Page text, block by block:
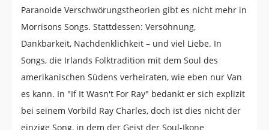
Paranoide Verschwörungstheorien gibt es nicht mehr in
Morrisons Songs. Stattdessen: Versöhnung,
Dankbarkeit, Nachdenklichkeit – und viel Liebe. In
Songs, die Irlands Folktradition mit dem Soul des
amerikanischen Südens verheiraten, wie eben nur Van
es kann. In "If It Wasn't For Ray" bedankt er sich explizit
bei seinem Vorbild Ray Charles, doch ist dies nicht der
einzige Song, in dem der Geist der Soul-Ikone